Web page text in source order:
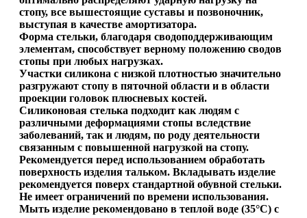
стопу, все вышестоящие суставы и позвоночник,
выступая в качестве амортизатора.
Форма стельки, благодаря сводоподдерживающим
элементам, способствует верному положению сводов
стопы при любых нагрузках.
Участки силикона с низкой плотностью значительно
разгружают стопу в пяточной области и в области
проекции головок плюсневых костей.
Силиконовая стелька подходит как людям с
различными деформациями стопы вследствие
заболеваний, так и людям, по роду деятельности
связанным с повышенной нагрузкой на стопу.
Рекомендуется перед использованием обработать
поверхность изделия тальком. Вкладывать изделие
рекомендуется поверх стандартной обувной стельки.
Не имеет ограничений по времени использования.
Мыть изделие рекомендовано в теплой воде (35°С) с